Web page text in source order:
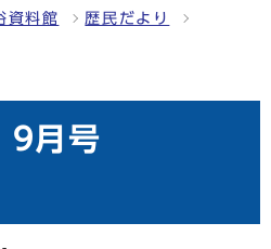
資料館 歴民だより
9月号